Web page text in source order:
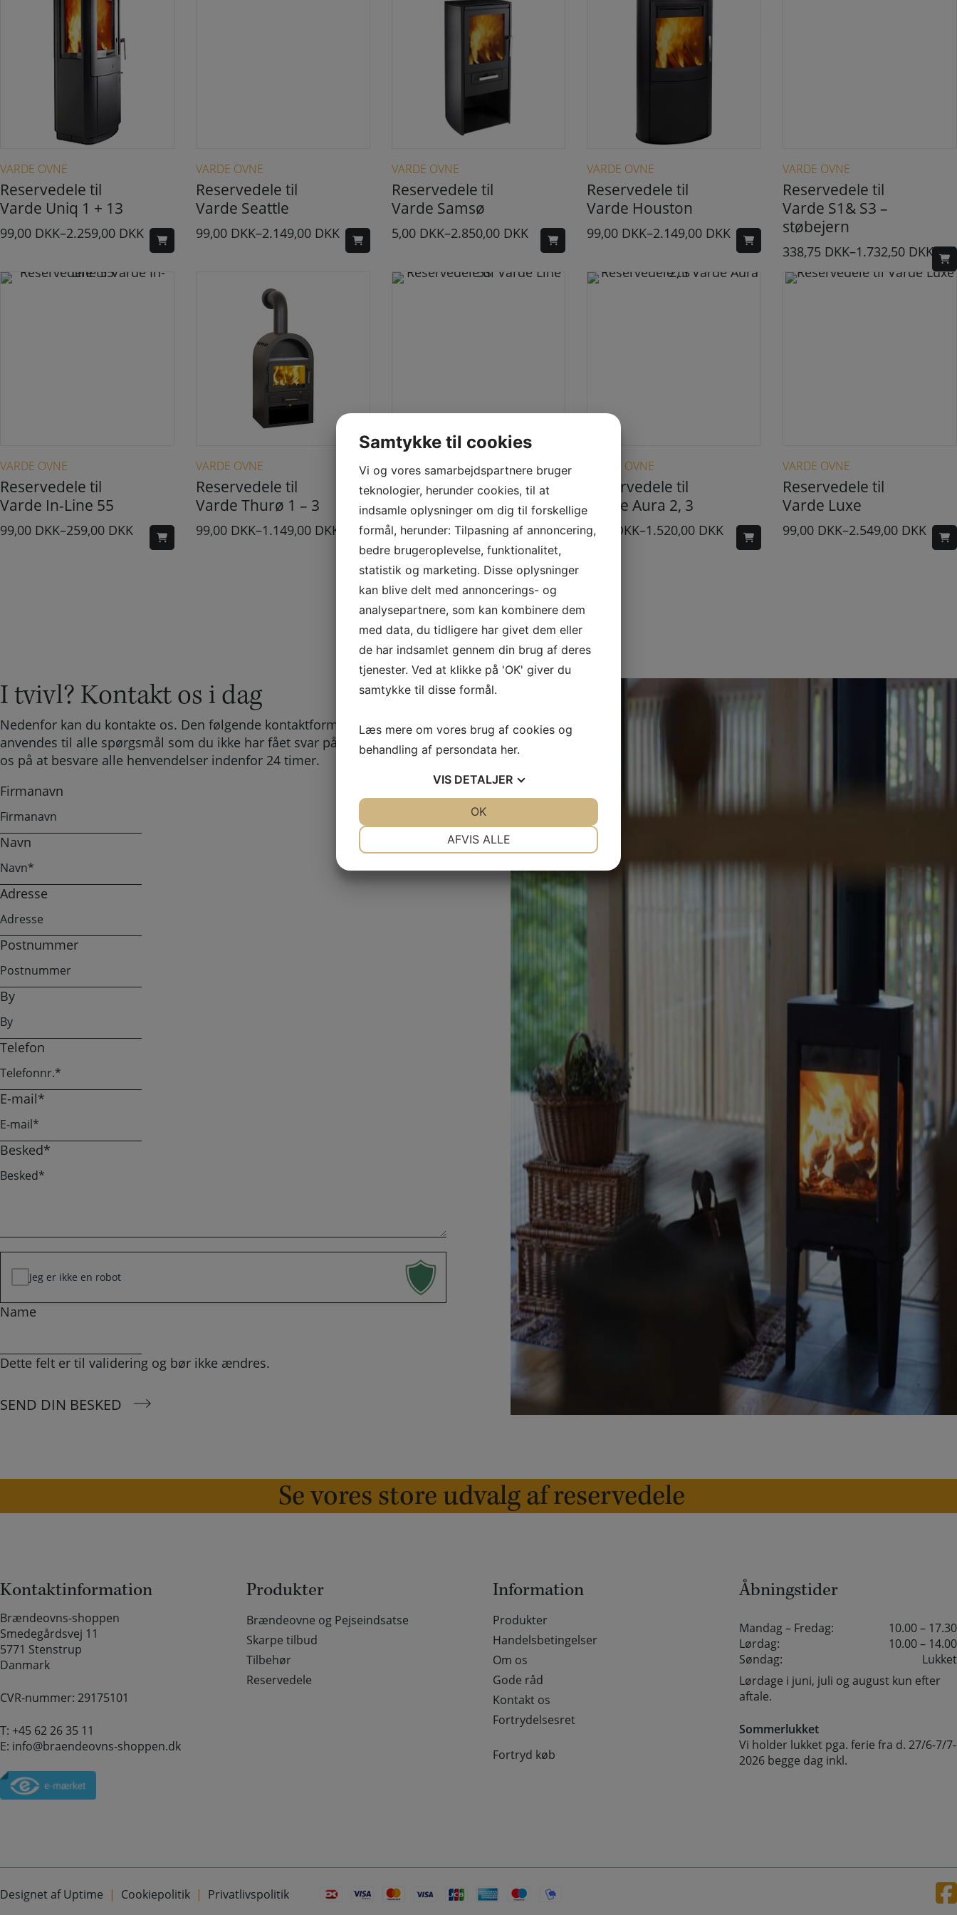
Dette vare har flere varianter. Mulighederne kan vælges på varesiden
VARDE OVNE
Reservedele til
Varde Uniq 1 + 13
99,00 DKK–2.259,00 DKK
VARDE OVNE
Reservedele til
Varde Seattle
99,00 DKK–2.149,00 DKK
VARDE OVNE
Reservedele til
Varde Samsø
5,00 DKK–2.850,00 DKK
Dette vare har flere varianter. Mulighederne kan vælges på varesiden
VARDE OVNE
Reservedele til
Varde Houston
99,00 DKK–2.149,00 DKK
VARDE OVNE
Reservedele til
Varde S1& S3 –
støbejern
338,75 DKK–1.732,50 DKK
VARDE OVNE
Reservedele til
Varde In-Line 55
99,00 DKK–259,00 DKK
VARDE OVNE
Reservedele til
Varde Thurø 1 – 3
99,00 DKK–1.149,00 DKK
Dette vare har flere varianter. Mulighederne kan vælges på varesiden
VARDE OVNE
Reservedele til
Varde Line 53
255,00DKK–1.349,00DKK
VARDE OVNE
Reservedele til
Varde Aura 2, 3
5,00 DKK–1.520,00 DKK
VARDE OVNE
Reservedele til
Varde Luxe
99,00 DKK–2.549,00 DKK
I tvivl? Kontakt os i dag
Nedenfor kan du kontakte os. Den følgende kontaktformular kan
anvendes til alle spørgsmål som du ikke har fået svar på her. Vi bestræber
os på at besvare alle henvendelser indenfor 24 timer.
Firmanavn
Navn
Adresse
Postnummer
By
Telefon
E-mail*
Besked*
Jeg er ikke en robot
Name
Dette felt er til validering og bør ikke ændres.
SEND DIN BESKED
Se vores store udvalg af reservedele
Kontaktinformation
Brændeovns-shoppen
Smedegårdsvej 11
5771 Stenstrup
Danmark
CVR-nummer: 29175101
T: +45 62 26 35 11
E: info@braendeovns-shoppen.dk
Produkter
Brændeovne og Pejseindsatse
Skarpe tilbud
Tilbehør
Reservedele
Information
Produkter
Handelsbetingelser
Om os
Gode råd
Kontakt os
Fortrydelsesret
Fortryd køb
Åbningstider
Mandag – Fredag:
10.00 – 17.30
Lørdag:
10.00 – 14.00
Søndag:
Lukket
Lørdage i juni, juli og august kun efter
aftale.
Sommerlukket
Vi holder lukket pga. ferie fra d. 27/6-7/7-
2026 begge dag inkl.
Designet af Uptime Cookiepolitik Privatlivspolitik
Samtykke til cookies
Vi og vores samarbejdspartnere bruger
teknologier, herunder cookies, til at
indsamle oplysninger om dig til forskellige
formål, herunder: Tilpasning af annoncering,
bedre brugeroplevelse, funktionalitet,
statistik og marketing. Disse oplysninger
kan blive delt med annoncerings- og
analysepartnere, som kan kombinere dem
med data, du tidligere har givet dem eller
de har indsamlet gennem din brug af deres
tjenester. Ved at klikke på 'OK' giver du
samtykke til disse formål.
Læs mere om vores brug af cookies og
behandling af persondata her.
VIS DETALJER
STATISTIK
AFVIS ALLE
OK